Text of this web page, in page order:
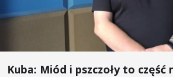
Kuba: Miód i pszczoły to część